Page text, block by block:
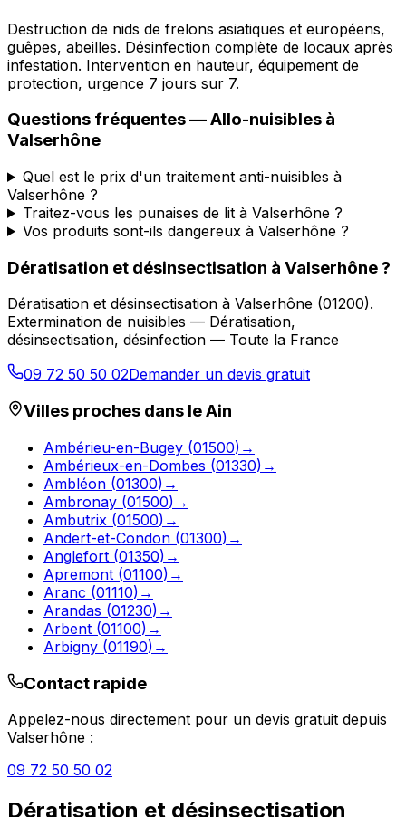
Destruction de nids de frelons asiatiques et européens,
guêpes, abeilles. Désinfection complète de locaux après
infestation. Intervention en hauteur, équipement de
protection, urgence 7 jours sur 7.
Questions fréquentes —Allo-nuisibles à
Valserhône
Quel est le prix d'un traitement anti-nuisibles à
Valserhône ?
Traitez-vous les punaises de lit à Valserhône ?
Vos produits sont-ils dangereux à Valserhône ?
Dératisation et désinsectisation à Valserhône?
Dératisation et désinsectisation à Valserhône (01200).
Extermination de nuisibles — Dératisation,
désinsectisation, désinfection — Toute la France
09 72 50 50 02Demander un devis gratuit
Villes proches dans leAin
Ambérieu-en-Bugey (01500) →
Ambérieux-en-Dombes (01330) →
Ambléon (01300) →
Ambronay (01500) →
Ambutrix (01500) →
Andert-et-Condon (01300) →
Anglefort (01350) →
Apremont (01100) →
Aranc (01110) →
Arandas (01230) →
Arbent (01100) →
Arbigny (01190) →
Contact rapide
Appelez-nous directement pour un devis gratuit depuis
Valserhône :
09 72 50 50 02
Dératisation et désinsectisation